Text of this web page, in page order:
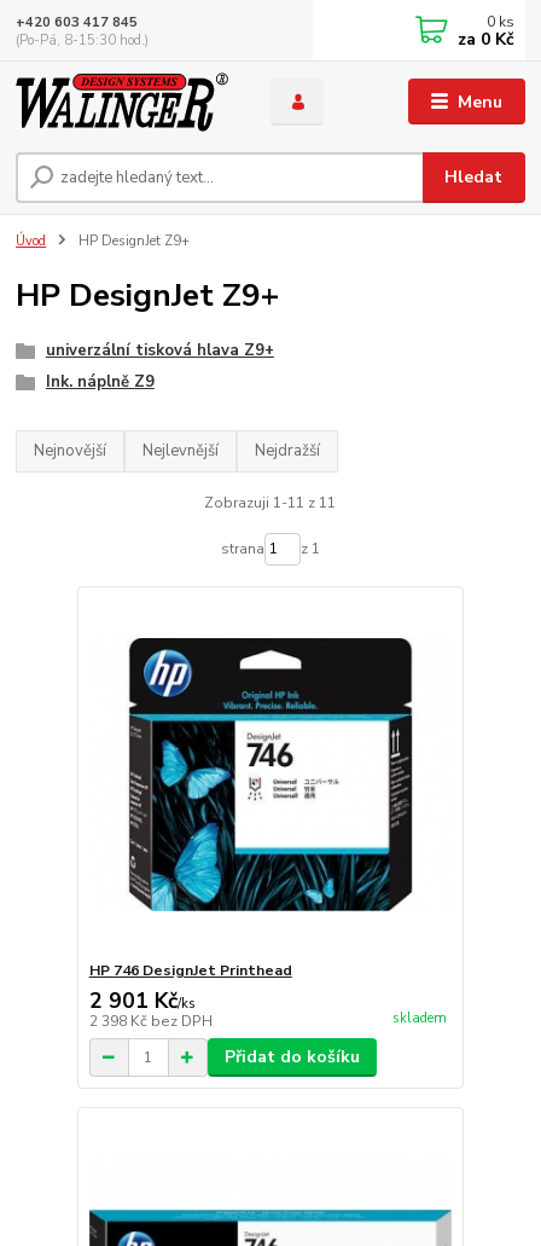
Menu
Hledat
+420 603 417 845
(Po-Pá, 8-15:30 hod.)
0 ks
za 0 Kč
Úvod HP DesignJet Z9+
HP DesignJet Z9+
univerzální tisková hlava Z9+
Ink. náplně Z9
Nejnovější Nejlevnější Nejdražší
Zobrazuji 1-11 z 11
strana z 1
HP 746 DesignJet Printhead
2 901 Kč/ks
2 398 Kč bez DPH skladem
Přidat do košíku